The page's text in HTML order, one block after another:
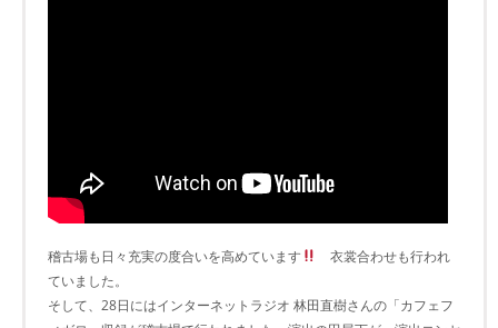
稽古場も日々充実の度合いを高めています
衣裳合わせも行われ
ていました。
そして、28日にはインターネットラジオ 林田直樹さんの「カフェフ